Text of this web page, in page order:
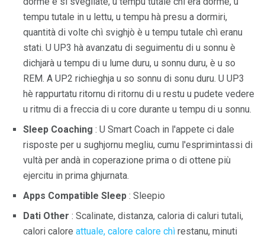
tempu tutale in u lettu, u tempu hà presu a dormiri,
quantità di volte chì svighjò è u tempu tutale chì eranu
stati. U UP3 hà avanzatu di seguimentu di u sonnu è
dichjarà u tempu di u lume duru, u sonnu duru, è u so
REM. A UP2 richieghja u so sonnu di sonu duru. U UP3
hè rappurtatu ritornu di ritornu di u restu u pudete vedere
u ritmu di a freccia di u core durante u tempu di u sonnu.
Sleep Coaching : U Smart Coach in l'appete ci dale
risposte per u sughjornu megliu, cumu l'esprimintassi di
vultà per andà in coperazione prima o di ottene più
ejercitu in prima ghjurnata.
Apps Compatible Sleep : Sleepio
Dati Other : Scalinate, distanza, caloria di caluri tutali,
calori calore attuale, calore calore chì restanu, minuti